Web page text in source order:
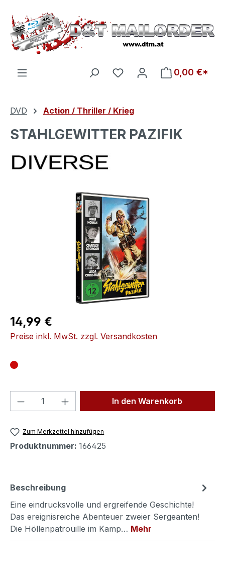
Zum Hauptinhalt springen
Du hast 0 Produkte auf
0,00 €*
DVD Action / Thriller / Krieg
STAHLGEWITTER PAZIFIK
Bildergalerie überspringen
Regulärer Preis:
14,99 €
Preise inkl. MwSt. zzgl. Versandkosten
Produkt Anzahl: Gib denIn den Warenkorb
Zum Merkzettel hinzufügen
Produktnummer: 166425
Beschreibung
Eine eindrucksvolle und ergreifende Geschichte!
Das ereignisreiche Abenteuer zweier Sergeanten!
Die Höllenpatrouille im Kamp… Mehr